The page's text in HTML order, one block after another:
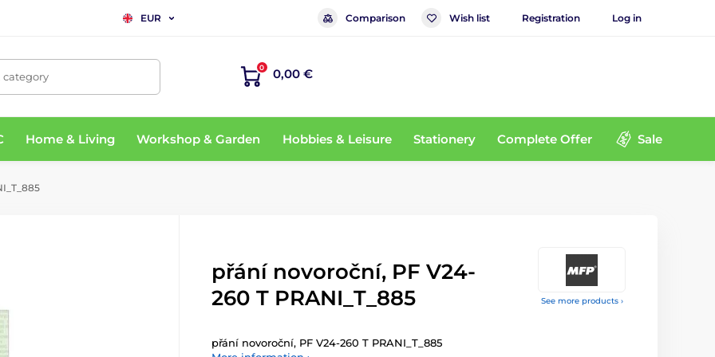
EUR Comparison Wish list Registration Log in
category
0 0,00 €
Home & Living Workshop & Garden Hobbies & Leisure Stationery Complete Offer Sale
See more products ›
přání novoroční, PF V24-
260 T PRANI_T_885
přání novoroční, PF V24-260 T PRANI_T_885